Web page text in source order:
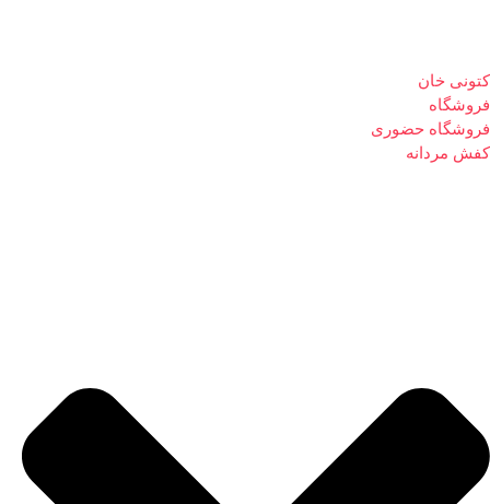
کتونی خان
فروشگاه
فروشگاه حضوری
کفش مردانه